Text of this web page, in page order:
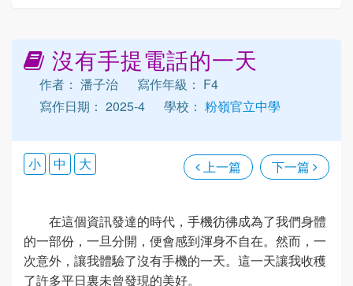
沒有手提電話的一天
作者： 潘子治
寫作年級： F4
寫作日期： 2025-4
學校： 粉嶺官立中學
上一篇 下一篇
小 中 大
在這個資訊發達的時代，手機彷彿成為了我們身體
的一部份，一旦分開，便會感到渾身不自在。然而，一
次意外，讓我體驗了沒有手機的一天。這一天讓我收穫
了許多平日裏未曾發現的美好。